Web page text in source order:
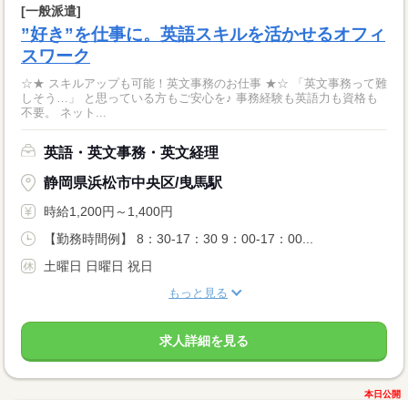
[一般派遣]
”好き”を仕事に。英語スキルを活かせるオフィ
スワーク
☆★ スキルアップも可能！英文事務のお仕事 ★☆ 「英文事務って難
しそう…」 と思っている方もご安心を♪ 事務経験も英語力も資格も
不要。 ネット...
英語・英文事務・英文経理
静岡県浜松市中央区/曳馬駅
時給1,200円～1,400円
【勤務時間例】 8：30-17：30 9：00-17：00...
土曜日 日曜日 祝日
もっと見る
求人詳細を見る
本日公開